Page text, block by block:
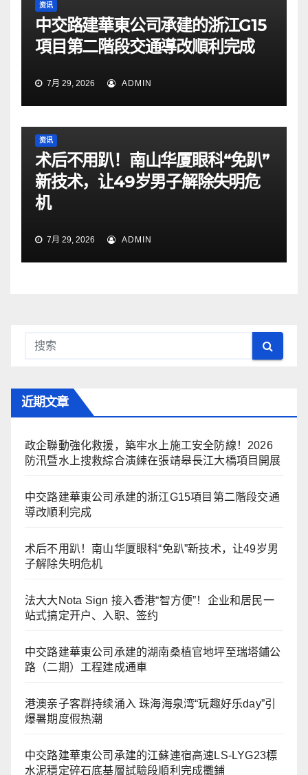
资讯
中交路建華東公司承建的浙江G15
項目第二階段交通導改順利完成
7月 29, 2026 ADMIN
资讯
术后不用趴！南山华厦眼科“免趴”
新技术，让49岁男子解除失明危
机
7月 29, 2026 ADMIN
近期文章
政企聯動強化救援，築牢水上施工安全防線！2026
防汛暨水上搜救綜合演練在張靖皋長江大橋項目開展
中交路建華東公司承建的浙江G15項目第二階段交通
導改順利完成
术后不用趴！南山华厦眼科“免趴”新技术，让49岁男
子解除失明危机
法大大Nota Sign 接入香港“智方便”！企业和居民一
站式搞定开户、入职、签约
中交路建華東公司承建的湖南桑植官地坪至瑞塔鋪公
路（二期）工程建成通車
港澳亲子客群持续涌入 珠海海泉湾“玩趣好乐day”引
爆暑期度假热潮
中交路建華東公司承建的江蘇連宿高速LS-LYG23標
水泥穩定碎石底基層試驗段順利完成攤鋪